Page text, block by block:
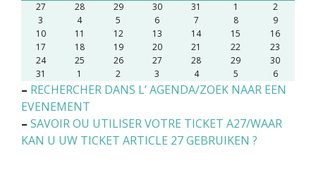
27 28 29 30 31 1
2
3
4 5 6 7 8
9
10
11 12 13 14 15
16
17
18 19 20 21 22
23
24
25 26 27 28 29
30
31
1 2 3 4 5 6
– RECHERCHER DANS L’ AGENDA/ZOEK NAAR EEN
EVENEMENT
– SAVOIR OU UTILISER VOTRE TICKET A27/WAAR
KAN U UW TICKET ARTICLE 27 GEBRUIKEN ?